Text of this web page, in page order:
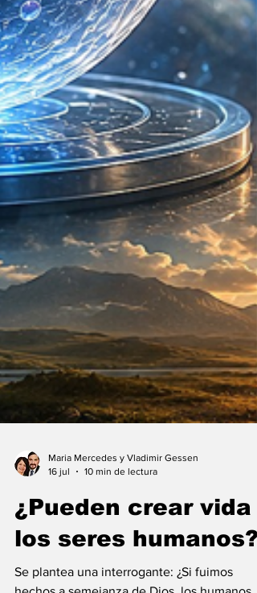
16 jul
10 min de lectura
¿Pueden crear vida